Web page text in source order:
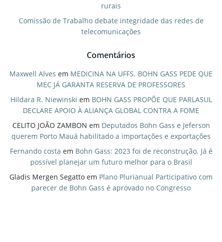
rurais
Comissão de Trabalho debate integridade das redes de
telecomunicações
Comentários
Maxwell Alves em MEDICINA NA UFFS. BOHN GASS PEDE QUE
MEC JÁ GARANTA RESERVA DE PROFESSORES
Hildara R. Niewinski em BOHN GASS PROPÕE QUE PARLASUL
DECLARE APOIO À ALIANÇA GLOBAL CONTRA A FOME
CELITO JOÃO ZAMBON em Deputados Bohn Gass e Jeferson
querem Porto Mauá habilitado a importações e exportações
Fernando costa em Bohn Gass: 2023 foi de reconstrução. Já é
possível planejar um futuro melhor para o Brasil
Gladis Mergen Segatto em Plano Plurianual Participativo com
parecer de Bohn Gass é aprovado no Congresso